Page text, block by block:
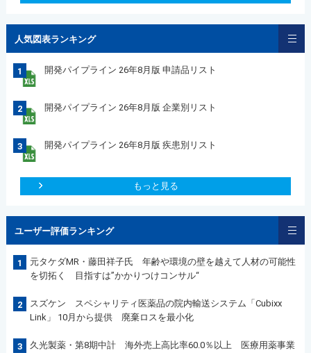
人気図表ランキング
1 開発パイプライン 26年8月版 申請品リスト
2 開発パイプライン 26年8月版 企業別リスト
3 開発パイプライン 26年8月版 疾患別リスト
もっと見る
ユーザー評価ランキング
1
元タケダMR・藤田祥子氏 年齢や環境の壁を越えて人材の可能性
を切拓く 目指すは”かかりつけコンサル“
2
スズケン スペシャリティ医薬品の院内輸送システム「Cubixx
Link」 10月から提供 廃棄ロスを最小化
3
久光製薬・第8期中計 海外売上高比率60.0％以上 医療用薬事業